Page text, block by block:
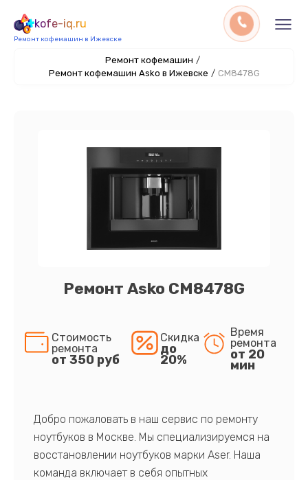
kofe-iq.ru
Ремонт кофемашин в Ижевске
Ремонт кофемашин /
Ремонт кофемашин Asko в Ижевске / CM8478G
Ремонт Asko CM8478G
Стоимость
ремонта
от 350 руб
Скидка
до
20%
Время
ремонта
от 20
мин
Добро пожаловать в наш сервис по ремонту
ноутбуков в Москве. Мы специализируемся на
восстановлении ноутбуков марки Aser. Наша
команда включает в себя опытных